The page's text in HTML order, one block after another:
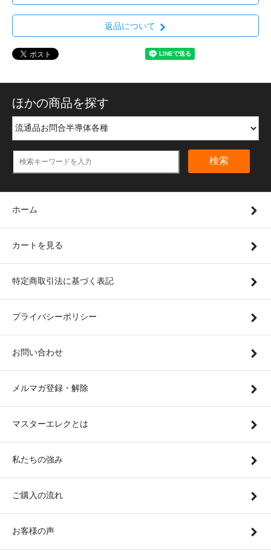
返品について
ほかの商品を探す
検索
ホーム
カートを見る
特定商取引法に基づく表記
プライバシーポリシー
お問い合わせ
メルマガ登録・解除
マスターエレクとは
私たちの強み
ご購入の流れ
お客様の声